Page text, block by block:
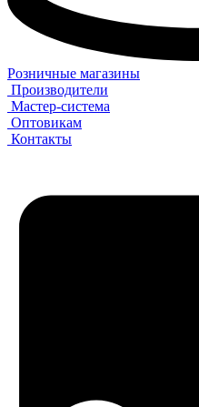
Розничные магазины
Производители
Мастер-система
Оптовикам
Контакты